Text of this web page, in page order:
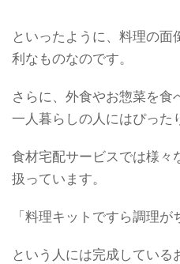
といったように、料理の面
利なものなのです。
さらに、外食やお惣菜を食
一人暮らしの人にはぴった
食材宅配サービスでは様々
扱っています。
「料理キットですら調理が
という人には完成してい